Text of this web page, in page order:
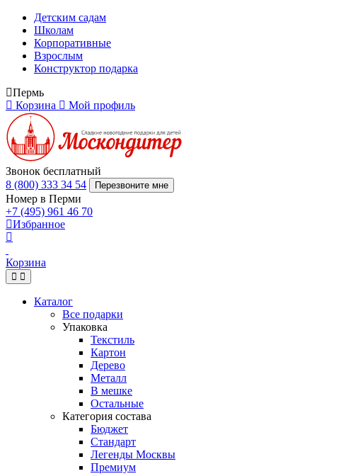
Детским садам
Школам
Корпоративные
Взрослым
Конструктор подарка
Пермь
Корзина
Мой профиль
Звонок бесплатный
8 (800) 333 34 54
Перезвоните мне
Номер в Перми
+7 (495) 961 46 70
Избранное
Корзина
Каталог
Все подарки
Упаковка
Текстиль
Картон
Дерево
Металл
В мешке
Остальные
Категория состава
Бюджет
Стандарт
Легенды Москвы
Премиум